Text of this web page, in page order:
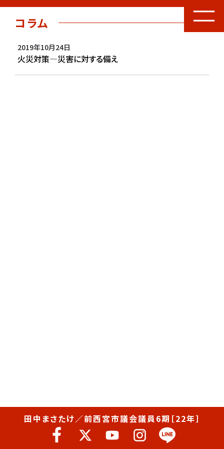
コラム
2019年10月24日
火災対策―災害に対する備え
田中まさたけ／前西宮市議会議員6期［22年］